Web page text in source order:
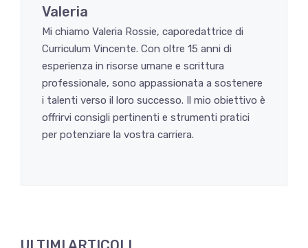
Valeria
Mi chiamo Valeria Rossie, caporedattrice di
Curriculum Vincente. Con oltre 15 anni di
esperienza in risorse umane e scrittura
professionale, sono appassionata a sostenere
i talenti verso il loro successo. Il mio obiettivo è
offrirvi consigli pertinenti e strumenti pratici
per potenziare la vostra carriera.